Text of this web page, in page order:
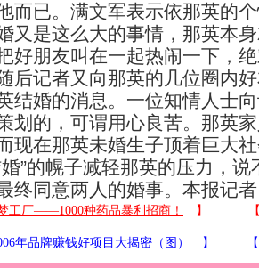
而已。满文军表示依那英的
又是这么大的事情，那英本
好朋友叫在一起热闹一下，
记者又向那英的几位圈内好
结婚的消息。一位知情人士
划的，可谓用心良苦。那英
现在那英未婚生子顶着巨大
婚”的幌子减轻那英的压力，
终同意两人的婚事。本报记